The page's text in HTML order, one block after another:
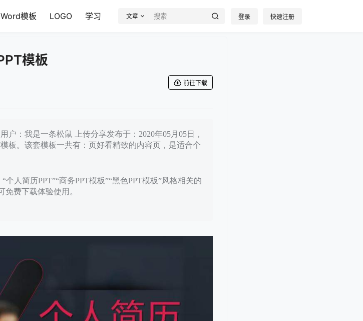
Word模板 LOGO 学习 文章 登录 快速注册
模板
前往下载
户：我是一条松鼠 上传分享发布于：2020年05月05日，
板。该套模板一共有：页好看精致的内容页，是适合个
人简历PPT”“商务PPT模板”“黑色PPT模板”风格相关的
免费下载体验使用。